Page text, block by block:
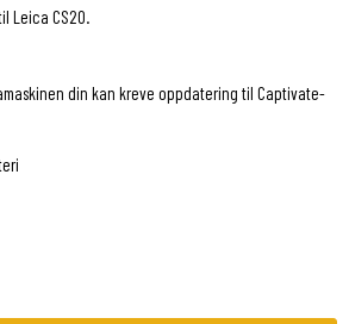
Leica CS20.
din kan kreve oppdatering til Captivate-